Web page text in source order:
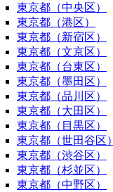
東京都（中央区）
東京都（港区）
東京都（新宿区）
東京都（文京区）
東京都（台東区）
東京都（墨田区）
東京都（品川区）
東京都（大田区）
東京都（目黒区）
東京都（世田谷区）
東京都（渋谷区）
東京都（杉並区）
東京都（中野区）